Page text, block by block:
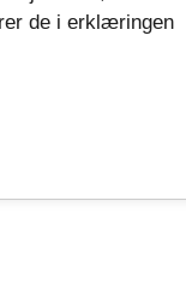
de i erklæringen